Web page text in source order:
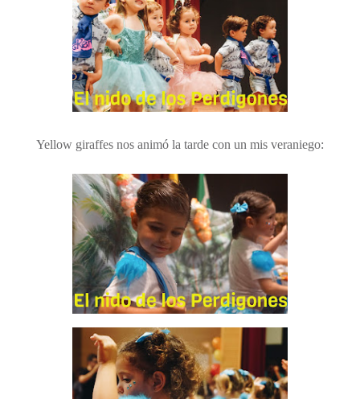
Yellow giraffes nos animó la tarde con un mis veraniego: